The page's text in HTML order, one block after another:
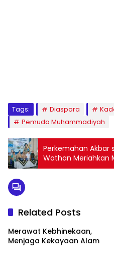
Tags: Diaspora
Pemuda Muhammadiyah
Perkemahan Akbar
Wathan Meriahkan
ke-113 di Palopo
Related Posts
Merawat Kebhinekaan,
Menjaga Kekayaan Alam